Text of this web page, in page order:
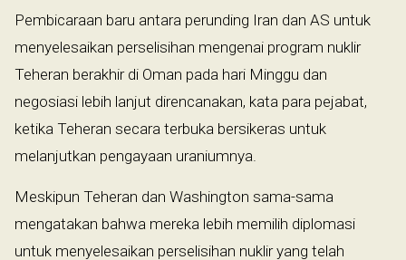
Pembicaraan baru antara perunding Iran dan AS untuk
menyelesaikan perselisihan mengenai program nuklir
Teheran berakhir di Oman pada hari Minggu dan
negosiasi lebih lanjut direncanakan, kata para pejabat,
ketika Teheran secara terbuka bersikeras untuk
melanjutkan pengayaan uraniumnya.
Meskipun Teheran dan Washington sama-sama
mengatakan bahwa mereka lebih memilih diplomasi
untuk menyelesaikan perselisihan nuklir yang telah